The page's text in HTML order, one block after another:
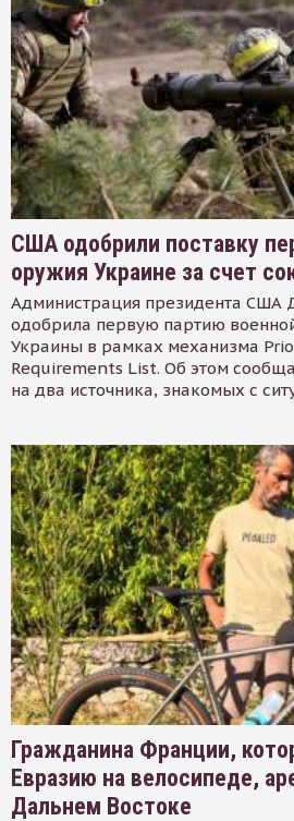
США одобрили поставку
оружия Украине за счет
Администрация президента США
одобрила первую партию
Украины в рамках механизма
Requirements List. Об этом
на два источника, знакомых с
Гражданина Франции,
Евразию на велосипеде,
Дальнем Востоке